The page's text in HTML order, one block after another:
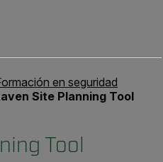
en seguridad
Site Planning Tool
Tool